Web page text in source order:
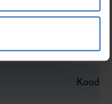
ACO WH
Koodi